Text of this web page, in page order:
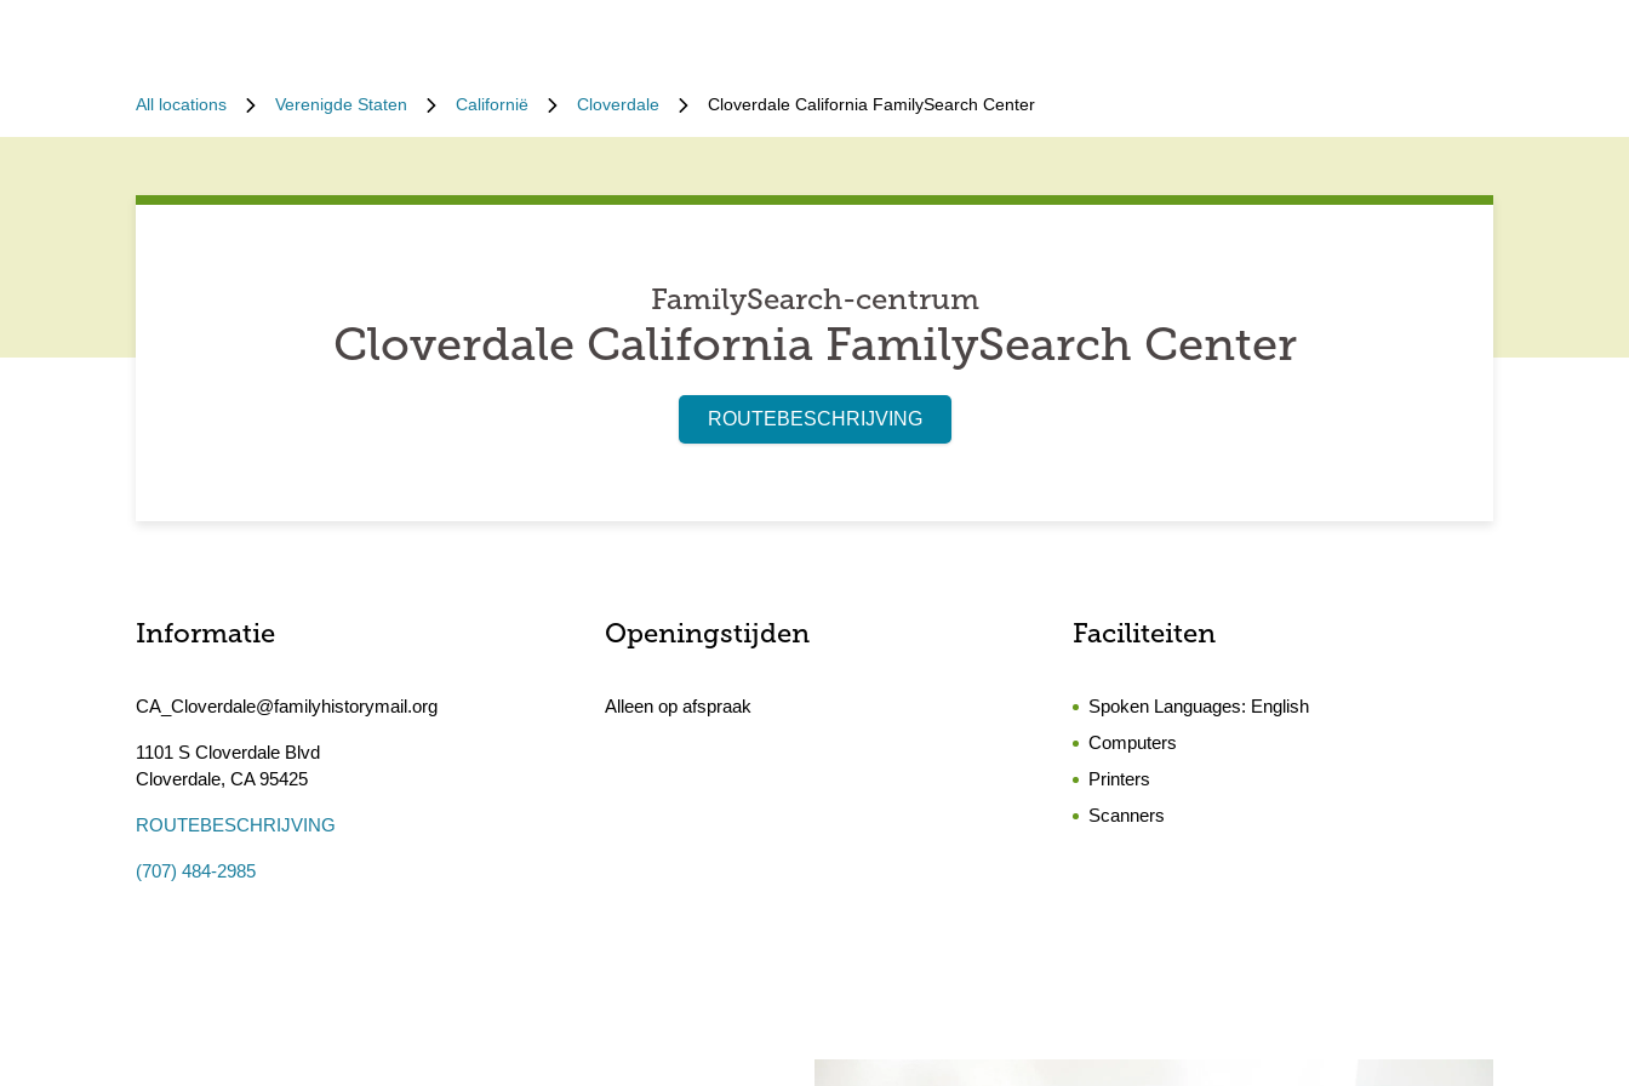
All locations Verenigde Staten Californië Cloverdale Cloverdale California FamilySearch Center
FamilySearch-centrum
Cloverdale California FamilySearch Center
ROUTEBESCHRIJVING
Informatie
CA_Cloverdale@familyhistorymail.org
1101 S Cloverdale Blvd
Cloverdale, CA95425
ROUTEBESCHRIJVING
(707) 484-2985
Openingstijden
Alleen op afspraak
Faciliteiten
Spoken Languages: English
Computers
Printers
Scanners